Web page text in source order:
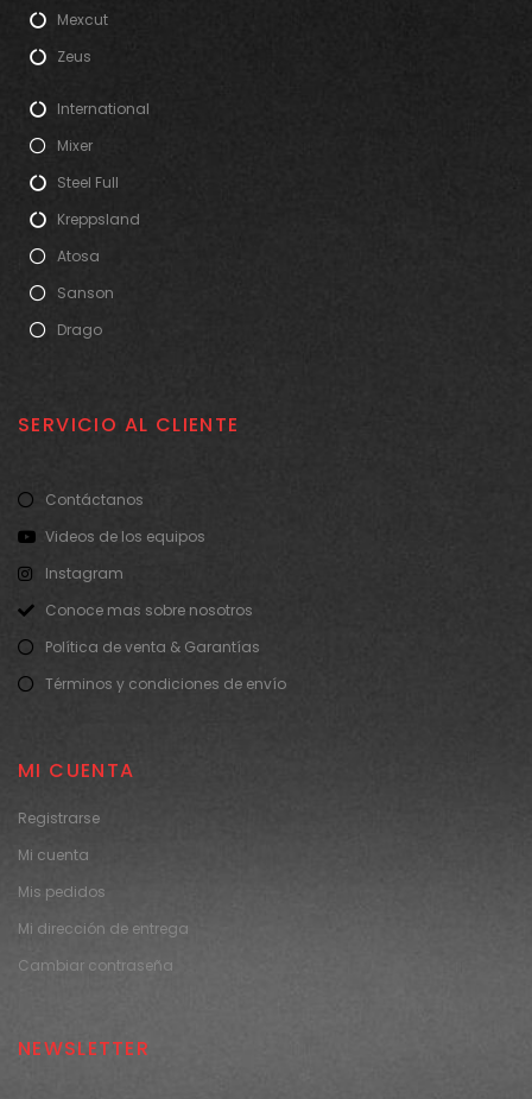
Mexcut
Zeus
International
Mixer
Steel Full
Kreppsland
Atosa
Sanson
Drago
SERVICIO AL CLIENTE
Contáctanos
Videos de los equipos
Instagram
Conoce mas sobre nosotros
Política de venta & Garantías
Términos y condiciones de envío
MI CUENTA
Registrarse
Mi cuenta
Mis pedidos
Mi dirección de entrega
Cambiar contraseña
NEWSLETTER